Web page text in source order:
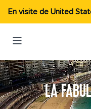
En visite de United
LA